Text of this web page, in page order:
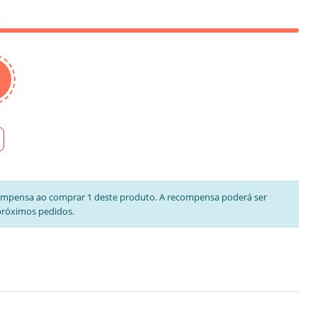
ao comprar 1 deste produto. A recompensa poderá ser
pedidos.